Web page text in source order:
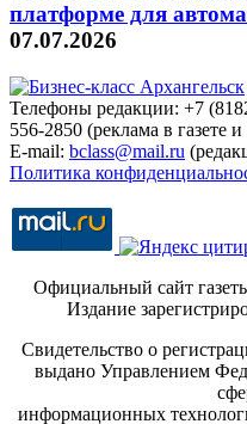
платформе для
07.07.2026
Телефоны редакции: +7
556-2850 (реклама в газете и
E-mail: bclass@mail.ru
Политика
Официальный сайт
Издание
Свидетельство о
выдано Управлением
информационных